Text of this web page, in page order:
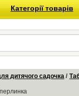
Категорії товарів
дитячого садочка